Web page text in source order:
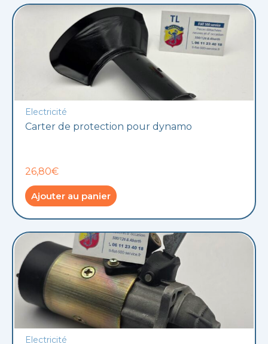
Electricité
Carter de protection pour dynamo
26,80€
Ajouter au panier
Electricité